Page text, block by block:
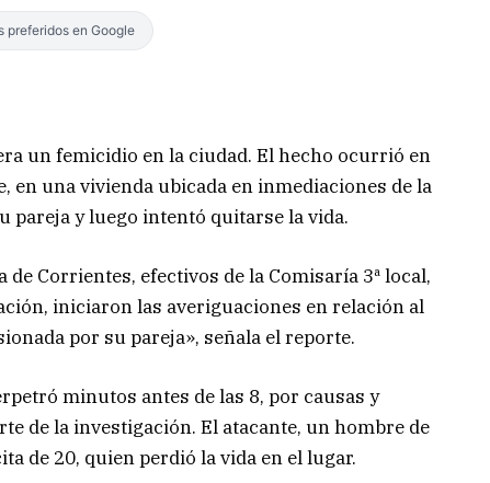
preferidos en Google
un femicidio en la ciudad. El hecho ocurrió en
en una vivienda ubicada en inmediaciones de la
pareja y luego intentó quitarse la vida.
Corrientes, efectivos de la Comisaría 3ª local,
iniciaron las averiguaciones en relación al
por su pareja», señala el reporte.
minutos antes de las 8, por causas y
de la investigación. El atacante, un hombre de
de 20, quien perdió la vida en el lugar.